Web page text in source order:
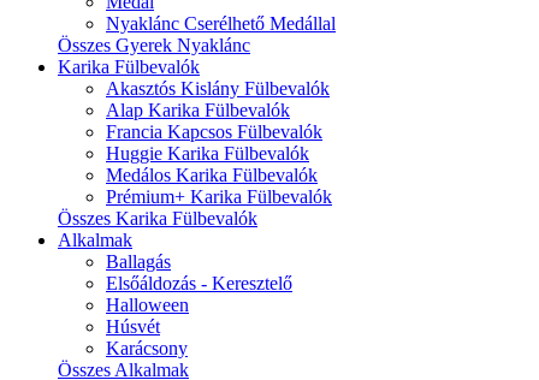
Nyaklánc Cserélhető Medállal
Összes Gyerek Nyaklánc
Karika Fülbevalók
Akasztós Kislány Fülbevalók
Alap Karika Fülbevalók
Francia Kapcsos Fülbevalók
Huggie Karika Fülbevalók
Medálos Karika Fülbevalók
Prémium+ Karika Fülbevalók
Összes Karika Fülbevalók
Alkalmak
Ballagás
Elsőáldozás - Keresztelő
Halloween
Húsvét
Karácsony
Összes Alkalmak